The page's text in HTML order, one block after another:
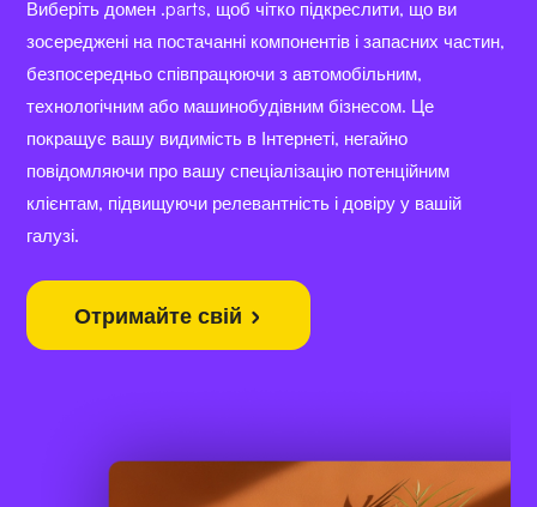
Виберіть домен .parts, щоб чітко підкреслити, що ви
зосереджені на постачанні компонентів і запасних частин,
безпосередньо співпрацюючи з автомобільним,
технологічним або машинобудівним бізнесом. Це
покращує вашу видимість в Інтернеті, негайно
повідомляючи про вашу спеціалізацію потенційним
клієнтам, підвищуючи релевантність і довіру у вашій
галузі.
Отримайте свій